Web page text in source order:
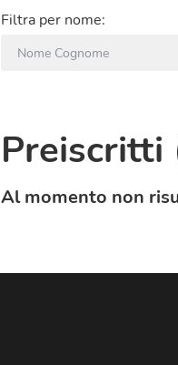
Filtra per nome:
Preiscritti
Al momento non